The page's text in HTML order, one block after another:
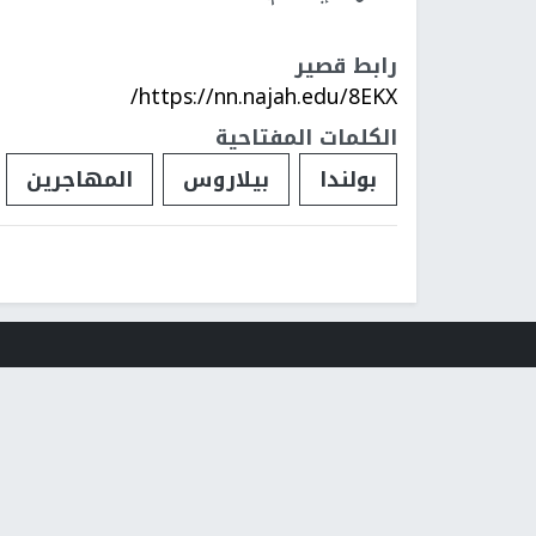
رابط قصير
https://nn.najah.edu/8EKX/
الكلمات المفتاحية
بولندا
بيلاروس المهاجرين